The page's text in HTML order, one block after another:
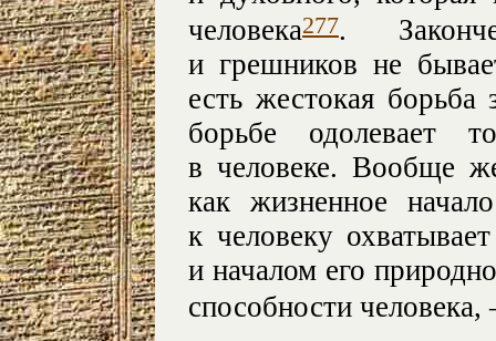
человека277.
и грешников не
есть жестокая
борьбе одолевает
в человеке. Вообще
как жизненное
к человеку
и началом его
способности